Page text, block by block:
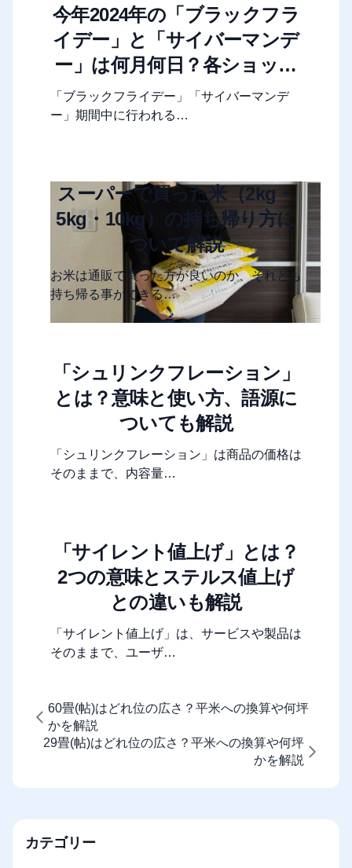
今年2024年の「ブラックフラ
イデー」と「サイバーマンデ
ー」は何月何日？各ショップ
やモールのセール期間まとめ
「ブラックフライデー」「サイバーマンデ
ー」期間中に行われる…
スーパーで買った米（2kg・
5kg・10kg）の持ち帰り方に
ついて解説
お米は通販で買った方が良いのか、それとも
持ち帰る事ができる…
「シュリンクフレーション」
とは？意味と使い方、語源に
ついても解説
「シュリンクフレーション」は商品の価格は
そのままで、内容量…
「サイレント値上げ」とは？
2つの意味とステルス値上げ
との違いも解説
「サイレント値上げ」は、サービスや製品は
そのままで、ユーザ…
60畳(帖)はどれ位の広さ？平米への換算や何坪
かを解説
29畳(帖)はどれ位の広さ？平米への換算や何坪
かを解説
カテゴリー